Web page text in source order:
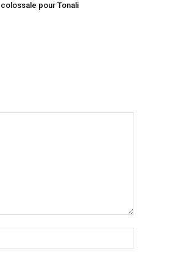
colossale pour Tonali
:*